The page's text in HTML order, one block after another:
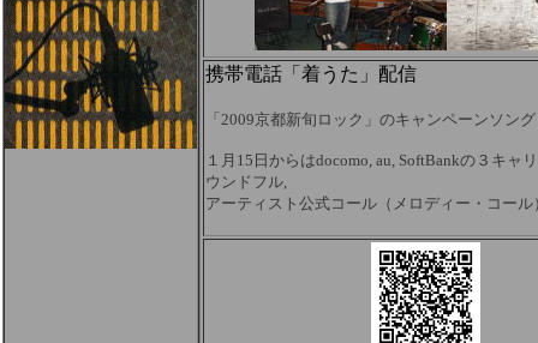
携帯電話「着うた」配信
「2009京都新旬ロック」のキャンペーンソング
１月15日からはdocomo, au, SoftBankの３キ
ウンドフル,
アーティスト公式コール（メロディー・コー